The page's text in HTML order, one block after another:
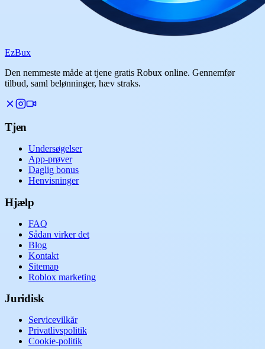
EzBux
Den nemmeste måde at tjene gratis Robux online. Gennemfør
tilbud, saml belønninger, hæv straks.
Tjen
Undersøgelser
App-prøver
Daglig bonus
Henvisninger
Hjælp
FAQ
Sådan virker det
Blog
Kontakt
Sitemap
Roblox marketing
Juridisk
Servicevilkår
Privatlivspolitik
Cookie-politik